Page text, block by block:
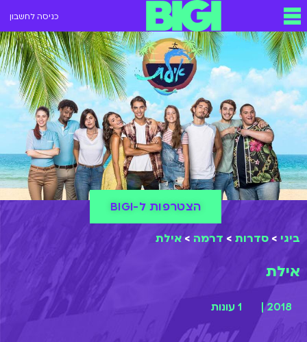
כניסה לחשבון
ביגי > סדרות > דרמה > אילת
אילת
2018 | 1 עונות
הצטרפות ל-BIGI